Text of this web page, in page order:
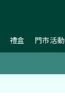
禮盒 門市活動